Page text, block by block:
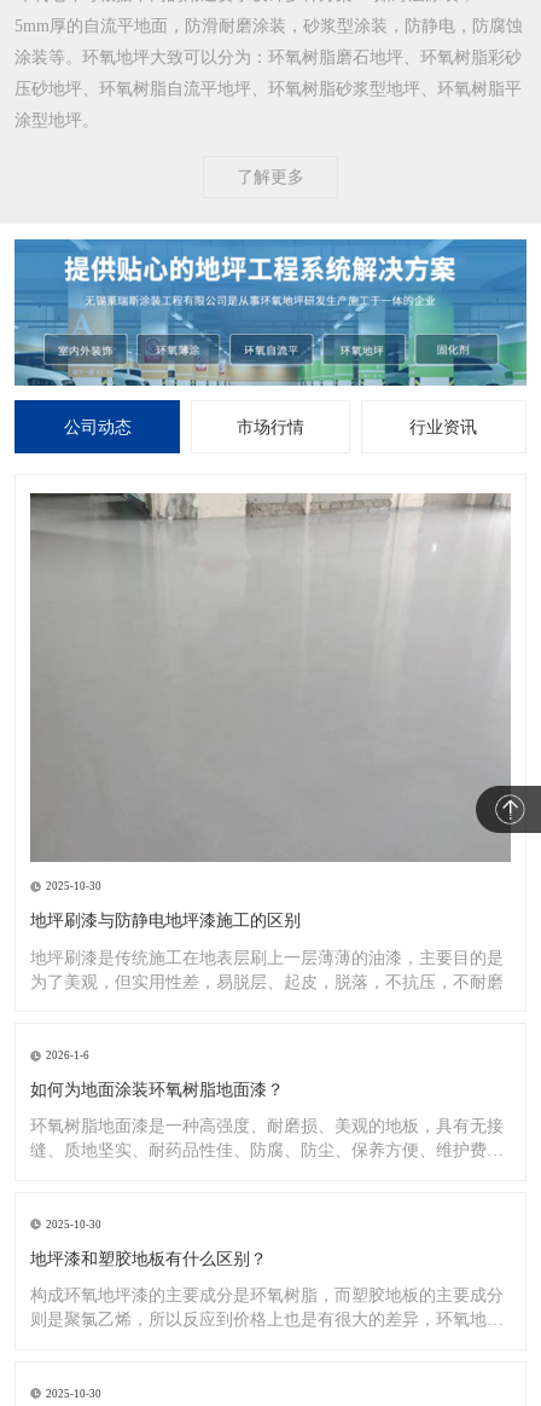
5mm厚的自流平地面，防滑耐磨涂装，砂浆型涂装，防静电，防腐蚀
涂装等。环氧地坪大致可以分为：环氧树脂磨石地坪、环氧树脂彩砂
压砂地坪、环氧树脂自流平地坪、环氧树脂砂浆型地坪、环氧树脂平
涂型地坪。
了解更多
公司动态 市场行情 行业资讯
2025-10-30
地坪刷漆与防静电地坪漆施工的区别
地坪刷漆是传统施工在地表层刷上一层薄薄的油漆，主要目的是
为了美观，但实用性差，易脱层、起皮，脱落，不抗压，不耐磨
2026-1-6
如何为地面涂装环氧树脂地面漆？
环氧树脂地面漆是一种高强度、耐磨损、美观的地板，具有无接
缝、质地坚实、耐药品性佳、防腐、防尘、保养方便、维护费用
2025-10-30
地坪漆和塑胶地板有什么区别？
构成环氧地坪漆的主要成分是环氧树脂，而塑胶地板的主要成分
则是聚氯乙烯，所以反应到价格上也是有很大的差异，环氧地坪
2025-10-30